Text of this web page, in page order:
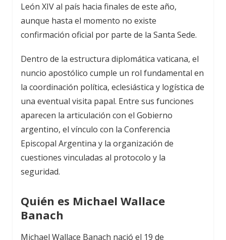
León XIV al país hacia finales de este año,
aunque hasta el momento no existe
confirmación oficial por parte de la Santa Sede.
Dentro de la estructura diplomática vaticana, el
nuncio apostólico cumple un rol fundamental en
la coordinación política, eclesiástica y logística de
una eventual visita papal. Entre sus funciones
aparecen la articulación con el Gobierno
argentino, el vínculo con la Conferencia
Episcopal Argentina y la organización de
cuestiones vinculadas al protocolo y la
seguridad.
Quién es Michael Wallace
Banach
Michael Wallace Banach nació el 19 de